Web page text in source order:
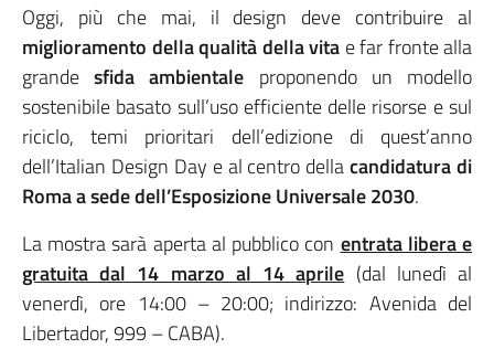
Oggi, più che mai, il design deve contribuire al
miglioramento della qualità della vita e far fronte alla
grandesfida ambientale proponendo un modello
sostenibile basato sull’uso efficiente delle risorse e sul
riciclo, temi prioritari dell’edizione di quest’anno
dell’Italian Design Day e al centro dellacandidatura di
Roma a sede dell’Esposizione Universale 2030.
La mostra sarà aperta al pubblico con entrata libera e
gratuita dal 14 marzo al 14 aprile (dal lunedì al
venerdì, ore 14:00 – 20:00; indirizzo: Avenida del
Libertador, 999 – CABA).